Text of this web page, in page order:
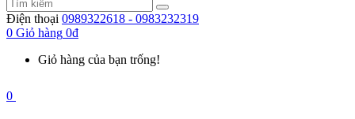
Điện thoại 0989322618 - 0983232319
0 Giỏ hàng 0đ
Giỏ hàng của bạn trống!
0